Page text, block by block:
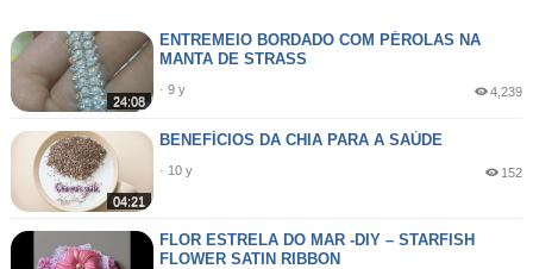
24:08
ENTREMEIO BORDADO COM PÉROLAS NA
MANTA DE STRASS
· 9 y 4,239
04:21
BENEFÍCIOS DA CHIA PARA A SAÚDE
· 10 y 152
FLOR ESTRELA DO MAR -DIY – STARFISH
FLOWER SATIN RIBBON